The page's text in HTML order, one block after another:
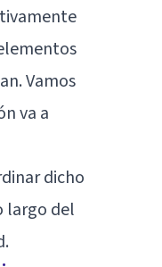
Vamos
va a
dicho
largo del